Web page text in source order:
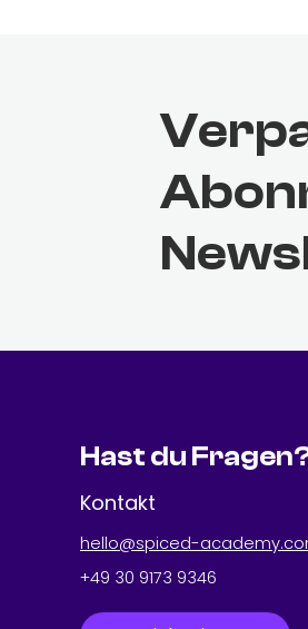
Hast du
Kontakt
hello@spiced-
+49 30 9173 9346